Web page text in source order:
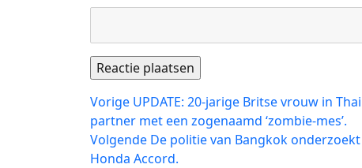
Bericht
navigatie
Vorige Vorig
bericht:
UPDATE: 20-jarige Britse vrouw in
partner met een zogenaamd ‘zombie-mes’.
Volgende Volgend
bericht:
De politie van Bangkok
Honda Accord.